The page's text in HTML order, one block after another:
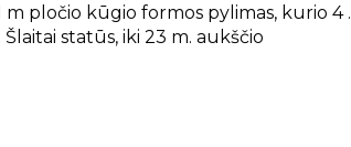
m pločio kūgio formos pylimas, kurio 4 .
statūs, iki 23 m. aukščio